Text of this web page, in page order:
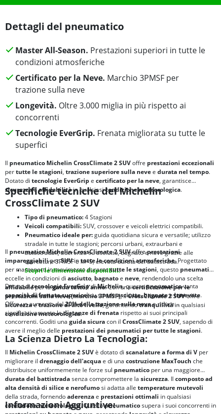
Dettagli del pneumatico
Master All-Season. Prestazioni superiori in tutte le
condizioni atmosferiche
Certificato per la Neve. Marchio 3PMSF per
trazione sulla neve
Longevità. Oltre 3.000 miglia in più rispetto ai
concorrenti
Tecnologie EverGrip. Frenata migliorata su tutte le
superfici
Il pneumatico Michelin CrossClimate 2 SUVoffre prestazioni eccezionali
pertutte le stagioni, trazione superiore sulla nevee durata nel tempo.
Dotato di tecnologie EverGrip e certificato per la neve, garantisce
sicurezzaeaffidabilitàin qualsiasicondizione meteorologica.
Specifiche tecniche del Michelin
CrossClimate 2 SUV
Tipo di pneumatico:4 Stagioni
Veicoli compatibili:SUV, crossover e veicoli elettrici compatibili.
Pneumatico ideale per:guida quotidiana sicura e versatile; utilizzo
stradale in tutte le stagioni; percorsi urbani, extraurbani e
autostradali; aderenza su asciutto, bagnato e neve grazie alle
marcature 3PMSF e M+S; elevata durata del battistrada.
Scopri le dimensioni disponibili.
Il pneumatico Michelin CrossClimate 2 SUVoffreprestazioni
impareggiabiliperSUVintutte le condizioni atmosferiche. Progettato
per mantenerti in movimento durantetutte le stagioni, questo pneumatico
eccelle in condizioni di asciutto, bagnatoe neve, rendendolo una scelta
affidabileper laguida tutto l'anno. Con unacertificazione per le
prestazioni sulla neve (marchio 3PMSF), ilCrossClimate 2 SUVoffre
sicurezzaetrazione di alto livello, garantendotranquillitàin qualsiasi
condizione meteorologica.
Dotato ditecnologie EverGripdiMichelin, questopneumaticovanta
capacità di frenata superiorisu stradeasciutte,bagnateeinnevate.
Offre un aumento del20% della trazione sulla nevee riduce
significativamente ledistanze di frenata rispetto ai suoi principali
concorrenti. Goditi una guida sicuracon il CrossClimate 2 SUV, sapendo di
avere il meglio delle prestazioni dei pneumatici per tutte le stagioni.
La Scienza Dietro La Tecnologia:
Il Michelin CrossClimate 2 SUVè dotato di scanalature a forma di V per
migliorare il drenaggio dell'acquae di una costruzione MaxTouch che
distribuisce uniformemente le forze sul pneumatico per una maggiore
durata del battistradasenza compromettere la sicurezza. Il composto ad
alta densità di silice e nerofumosi adatta alle temperature mutevoli
della strada, fornendoaderenzae prestazioni ottimali in qualsiasi
condizione meteorologica. Questopneumaticosupera i suoi concorrenti in
Informazioni Aggiuntive: